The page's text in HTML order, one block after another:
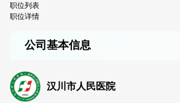
职位列表
职位详情
公司基本信息
汉川市人民医院